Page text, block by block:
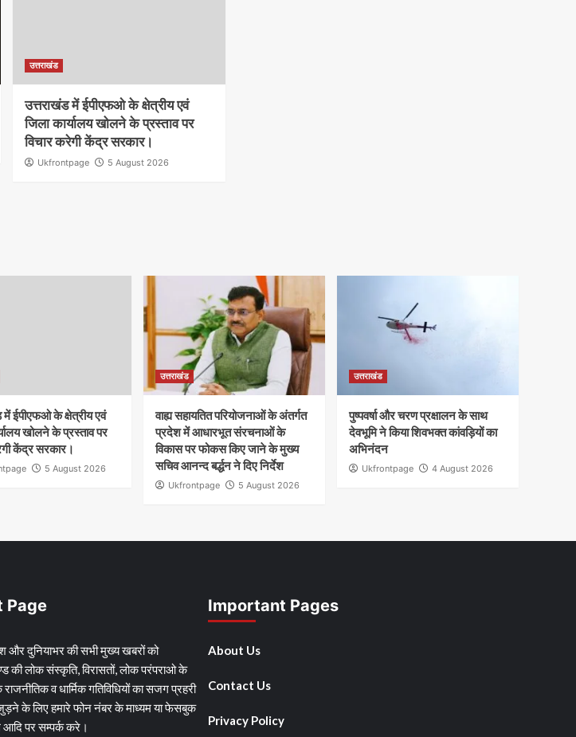
उत्तराखंड
उत्तराखंड में ईपीएफओ के क्षेत्रीय एवं
जिला कार्यालय खोलने के प्रस्ताव पर
विचार करेगी केंद्र सरकार।
Ukfrontpage 5 August 2026
में ईपीएफओ के क्षेत्रीय एवं
खोलने के प्रस्ताव पर
केंद्र सरकार।
5 August 2026
उत्तराखंड
वाह्य सहायतित परियोजनाओं के अंतर्गत
प्रदेश में आधारभूत संरचनाओं के
विकास पर फोकस किए जाने के मुख्य
सचिव आनन्द बर्द्धन ने दिए निर्देश
Ukfrontpage 5 August 2026
उत्तराखंड
पुष्पवर्षा और चरण प्रक्षालन के साथ
देवभूमि ने किया शिवभक्त कांवड़ियों का
अभिनंदन
Ukfrontpage 4 August 2026
Page
और दुनियाभर की सभी मुख्य खबरों को
की लोक संस्कृति, विरासतों, लोक परंपराओ के
व धार्मिक गतिविधियों का सजग प्रहरी
के लिए हमारे फोन नंबर के माध्यम या फेसबुक
पर सम्पर्क करे।
Important Pages
About Us
Contact Us
Privacy Policy